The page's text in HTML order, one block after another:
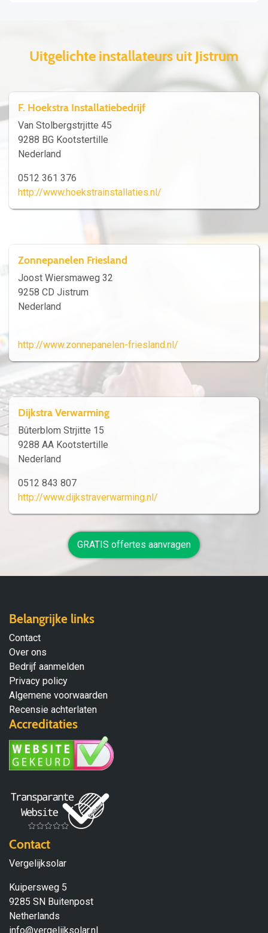
Uitgelichte installateurs uit Jistrum
F. Hoekstra Installatiebedrijf
Van Stolbergstrjitte 45
9288 BG Kootstertille
Nederland
0512 361 376
http://www.hoekstrainstallaties.nl/
Zonnepanelen Friesland
Joost Wiersmaweg 32
9258 CD Jistrum
Nederland
http://www.zonnepanelen-friesland.nl/
Dijkstra Verwarming
Bûterblom Strjitte 15
9288 AA Kootstertille
Nederland
0512 843 807
http://www.dijkstraverwarming.nl/
GRATIS offertes aanvragen
Belangrijke links
Contact
Over ons
Bedrijf aanmelden
Privacy policy
Algemene voorwaarden
Recensie achterlaten
Accreditaties
Contact
Vergelijksolar
Kuipersweg 5
9285 SN Buitenpost
Netherlands
info@vergelijksolar.nl